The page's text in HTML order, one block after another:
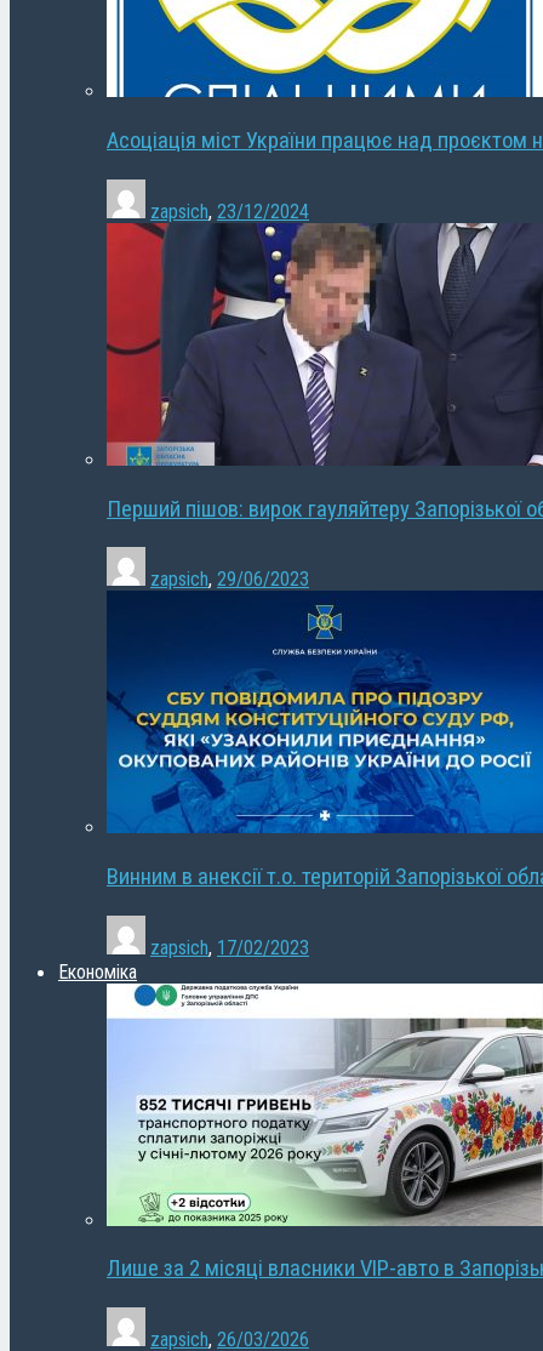
Асоціація міст України працює над проєктом
zapsich, 23/12/2024
Перший пішов: вирок гауляйтеру Запорізької
zapsich, 29/06/2023
Винним в анексії т.о. територій Запорізької
zapsich, 17/02/2023
Економіка
Лише за 2 місяці власники VIP-авто в
zapsich, 26/03/2026